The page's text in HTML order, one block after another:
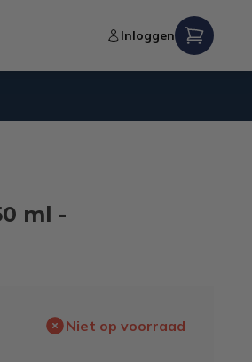
Inloggen
ml -
Niet op voorraad